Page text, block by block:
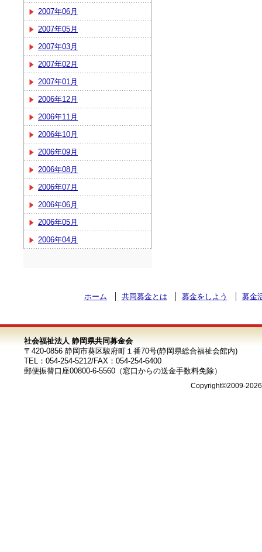
2007年06月
2007年05月
2007年03月
2007年02月
2007年01月
2006年12月
2006年11月
2006年10月
2006年09月
2006年08月
2006年07月
2006年06月
2006年05月
2006年04月
ホーム 共同募金とは 募金をしよう 募金
社会福祉法人 静岡県共同募金会
〒420-0856 静岡市葵区駿府町１番70号(静岡県総合福祉会館内)
TEL：054-254-5212/FAX：054-254-6400
郵便振替口座00800-6-5560（窓口からの送金手数料免除）
Copyright©2009-